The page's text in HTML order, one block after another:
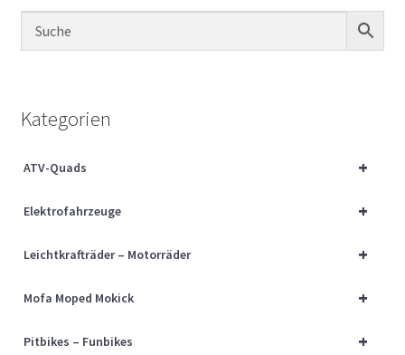
Sachs Ersatzteile
Über uns
Kategorien
+
ATV-Quads
+
Elektrofahrzeuge
+
Leichtkrafträder – Motorräder
+
Mofa Moped Mokick
+
Pitbikes – Funbikes